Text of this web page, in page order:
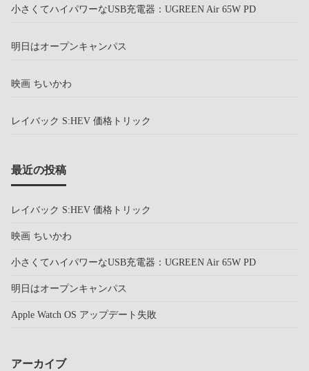
小さくてハイパワーなUSB充電器：UGREEN Air 65W PD
明日はオープンキャンパス
映画 ちいかわ
レイバック S:HEV 価格トリック
最近の投稿
レイバック S:HEV 価格トリック
映画 ちいかわ
小さくてハイパワーなUSB充電器：UGREEN Air 65W PD
明日はオープンキャンパス
Apple Watch OS アップデート失敗
アーカイブ